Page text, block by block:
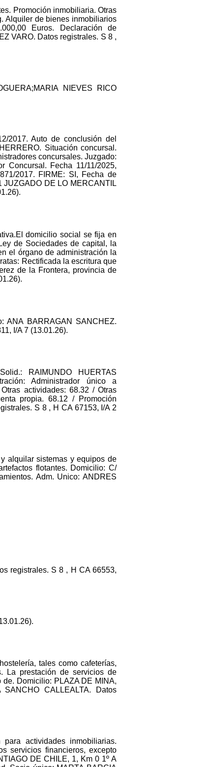
Promoción inmobiliaria. Otras
Alquiler de bienes inmobiliarios
Euros. Declaración de
VARO. Datos registrales. S 8 ,
NIEVES RICO
2017. Auto de conclusión del
Situación concursal.
concursales. Juzgado:
Concursal. Fecha 11/11/2025,
2017. FIRME: SI, Fecha de
JUZGADO DE LO MERCANTIL
domicilio social se fija en
de Sociedades de capital, la
el órgano de administración la
Rectificada la escritura que
de la Frontera, provincia de
ANA BARRAGAN SANCHEZ.
I/A 7 (13.01.26).
RAIMUNDO HUERTAS
Administrador único a
actividades: 68.32 / Otras
propia. 68.12 / Promoción
S 8 , H CA 67153, I/A 2
alquilar sistemas y equipos de
flotantes. Domicilio: C/
Adm. Unico: ANDRES
registrales. S 8 , H CA 66553,
tales como cafeterías,
La prestación de servicios de
Domicilio: PLAZA DE MINA,
CALLEALTA. Datos
actividades inmobiliarias.
servicios financieros, excepto
DE CHILE, 1, Km 0 1º A